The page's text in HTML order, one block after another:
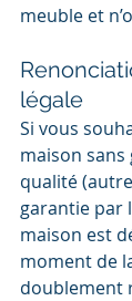
meuble et
légale
Si vous
maison sans
qualité
garantie par
maison est
moment de
doublement